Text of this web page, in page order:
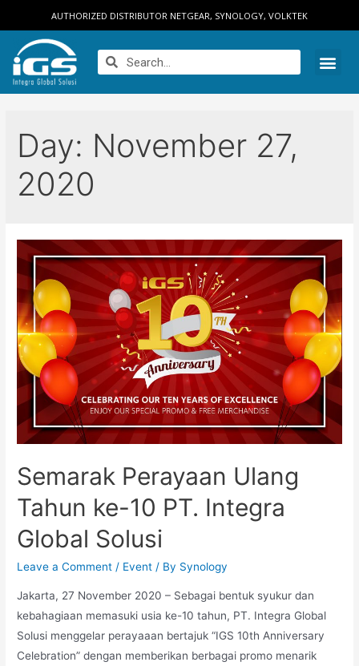
AUTHORIZED DISTRIBUTOR NETGEAR, SYNOLOGY, VOLKTEK
Day: November 27,
2020
Semarak Perayaan Ulang
Tahun ke-10 PT. Integra
Global Solusi
Leave a Comment / Event / By Synology
Jakarta, 27 November 2020 – Sebagai bentuk syukur dan
kebahagiaan memasuki usia ke-10 tahun, PT. Integra Global
Solusi menggelar perayaaan bertajuk “IGS 10th Anniversary
Celebration” dengan memberikan berbagai promo menarik